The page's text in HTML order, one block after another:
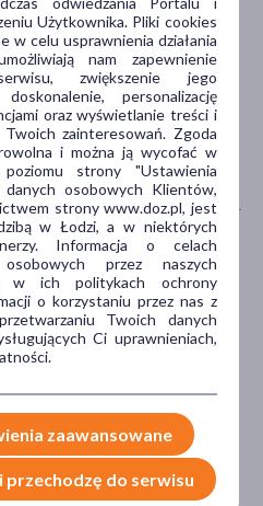
WIEK
dla dzieci
7-12 miesięcy
13-24 miesięcy
25-36 miesięcy
POSTAĆ
proszek
Użytkownika. Pliki cookies
w celu usprawnienia działania
nam zapewnienie
zwiększenie jego
personalizację
oraz wyświetlanie treści i
zainteresowań. Zgoda
i można ją wycofać w
strony "Ustawienia
danych osobowych Klientów,
strony www.doz.pl, jest
w Łodzi, a w niektórych
Informacja o celach
przez naszych
w ich politykach ochrony
o korzystaniu przez nas z
Twoich danych
Ci uprawnieniach,
zaawansowane
przechodzę do serwisu